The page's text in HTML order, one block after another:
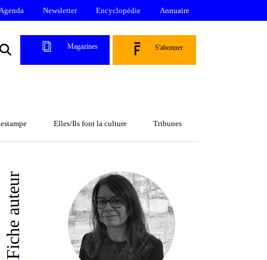
Newsletter Encyclopédie Annuaire
Magazines S'abonner
Elles/Ils font la culture Tribunes
Fiche auteur